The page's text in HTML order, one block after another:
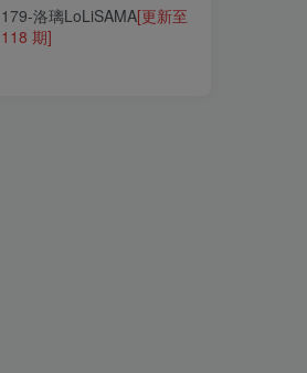
179-洛璃LoLiSAMA[更新至
118 期]